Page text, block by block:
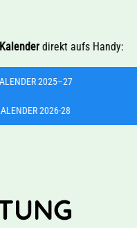
direkt aufs Handy:
2026-28